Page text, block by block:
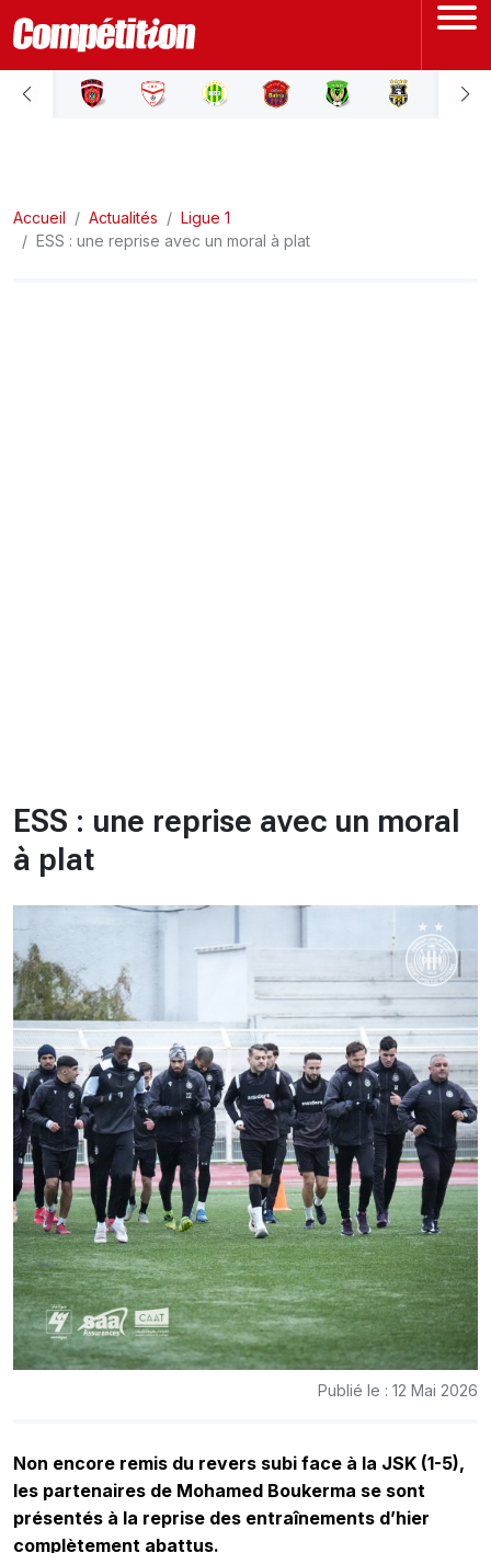
ACCUEIL
LIGUE 2
Accueil Actualités
Ligue 1
ESS : une reprise avec un moral à plat
ESS : une reprise avec un moral
à plat
Publié le : 12 Mai 2026
Non encore remis du revers subi face à la JSK (1-5),
les partenaires de Mohamed Boukerma se sont
présentés à la reprise des entraînements d’hier
complètement abattus.